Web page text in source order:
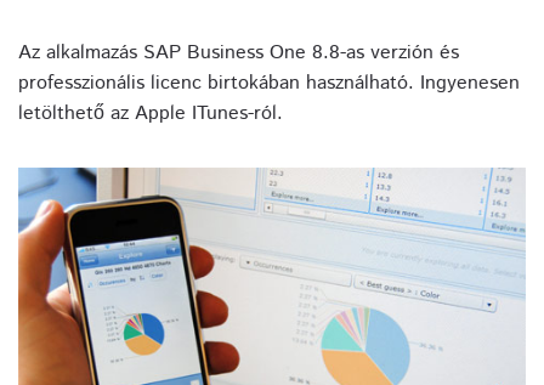
Az alkalmazás SAP Business One 8.8-as verzión és
professzionális licenc birtokában használható. Ingyenesen
letölthető az Apple ITunes-ról.